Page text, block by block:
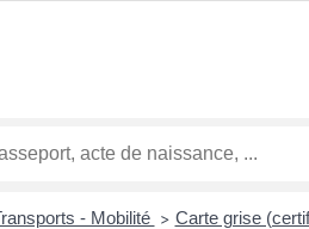
- Mobilité > Carte grise